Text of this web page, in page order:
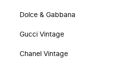
Dolce & Gabbana
Gucci Vintage
Chanel Vintage